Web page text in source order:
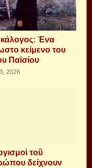
Ένα
κείμενο του
Παϊσίου
2026
τοῦ
δείχνουν